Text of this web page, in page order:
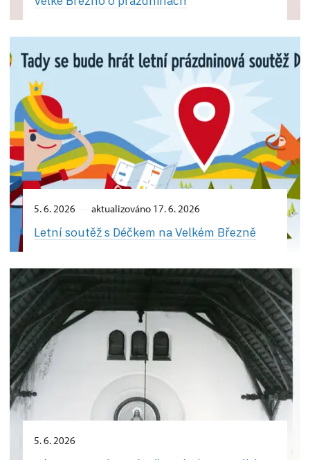
5. 6. 2026 aktualizováno 17. 6. 2026
Letní soutěž s Déčkem na Velkém Březně
5. 6. 2026